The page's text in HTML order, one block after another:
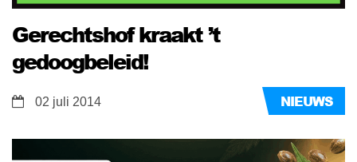
Gerechtshof kraakt ’t
gedoogbeleid!
NIEUWS
02 juli 2014